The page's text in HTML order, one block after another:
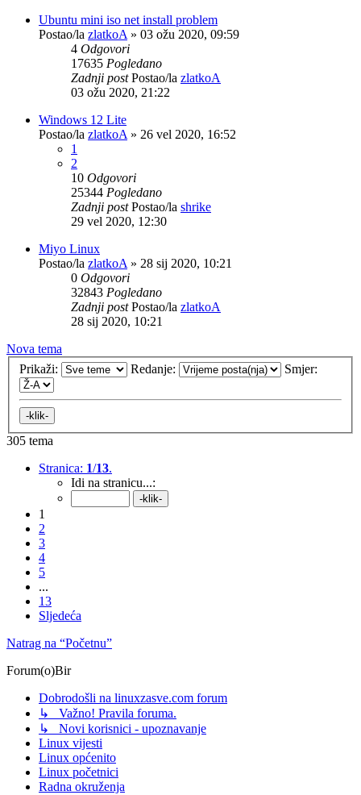
Ubuntu mini iso net install problem
Postao/la zlatkoA » 03 ožu 2020, 09:59
4 Odgovori
17635 Pogledano
Zadnji postPostao/la zlatkoA
03 ožu 2020, 21:22
Windows 12 Lite
Postao/la zlatkoA » 26 vel 2020, 16:52
1
2
10 Odgovori
25344 Pogledano
Zadnji postPostao/la shrike
29 vel 2020, 12:30
Miyo Linux
Postao/la zlatkoA » 28 sij 2020, 10:21
0 Odgovori
32843 Pogledano
Zadnji postPostao/la zlatkoA
28 sij 2020, 10:21
Nova tema
Prikaži:
Redanje: Smjer:
305 tema
Stranica: 1/13.
Idi na stranicu...:
1
2
3
4
5
...
13
Sljedeća
Natrag na “Početnu”
Forum(o)Bir
Dobrodošli na linuxzasve.com forum
↳ Važno! Pravila foruma.
↳ Novi korisnici - upoznavanje
Linux vijesti
Linux općenito
Linux početnici
Radna okruženja